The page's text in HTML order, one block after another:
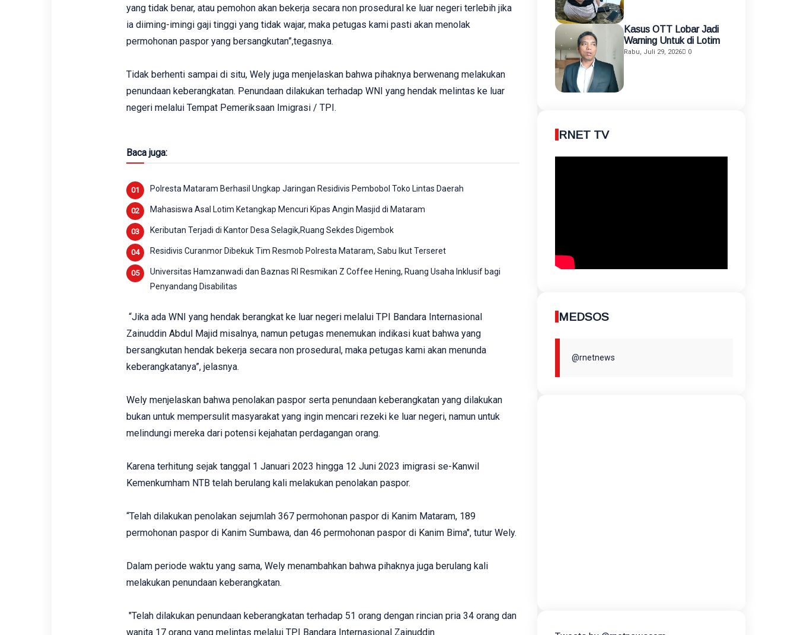
yang tidak benar, atau pemohon akan bekerja secara non prosedural ke luar negeri terlebih jika
ia diiming-imingi gaji tinggi yang tidak wajar, maka petugas kami pasti akan menolak
permohonan paspor yang bersangkutan”,tegasnya.
Tidak berhenti sampai di situ, Wely juga menjelaskan bahwa pihaknya berwenang melakukan
penundaan keberangkatan. Penundaan dilakukan terhadap WNI yang hendak melintas ke luar
negeri melalui Tempat Pemeriksaan Imigrasi / TPI.
Baca juga:
Polresta Mataram Berhasil Ungkap Jaringan Residivis Pembobol Toko Lintas Daerah
Mahasiswa Asal Lotim Ketangkap Mencuri Kipas Angin Masjid di Mataram
Keributan Terjadi di Kantor Desa Selagik,Ruang Sekdes Digembok
Residivis Curanmor Dibekuk Tim Resmob Polresta Mataram, Sabu Ikut Terseret
Universitas Hamzanwadi dan Baznas RI Resmikan Z Coffee Hening, Ruang Usaha Inklusif bagi
Penyandang Disabilitas
“Jika ada WNI yang hendak berangkat ke luar negeri melalui TPI Bandara Internasional
Zainuddin Abdul Majid misalnya, namun petugas menemukan indikasi kuat bahwa yang
bersangkutan hendak bekerja secara non prosedural, maka petugas kami akan menunda
keberangkatanya”, jelasnya.
Wely menjelaskan bahwa penolakan paspor serta penundaan keberangkatan yang dilakukan
bukan untuk mempersulit masyarakat yang ingin mencari rezeki ke luar negeri, namun untuk
melindungi mereka dari potensi kejahatan perdagangan orang.
Karena terhitung sejak tanggal 1 Januari 2023 hingga 12 Juni 2023 imigrasi se-Kanwil
Kemenkumham NTB telah berulang kali melakukan penolakan paspor.
“Telah dilakukan penolakan sejumlah 367 permohonan paspor di Kanim Mataram, 189
permohonan paspor di Kanim Sumbawa, dan 46 permohonan paspor di Kanim Bima", tutur Wely.
Dalam periode waktu yang sama, Wely menambahkan bahwa pihaknya juga berulang kali
melakukan penundaan keberangkatan.
"Telah dilakukan penundaan keberangkatan terhadap 51 orang dengan rincian pria 34 orang dan
wanita 17 orang yang melintas melalui TPI Bandara Internasional Zainuddin
Kasus OTT Lobar Jadi
Warning Untuk di Lotim
Rabu, Juli 29, 2026 0
RNET TV
MEDSOS
@rnetnews